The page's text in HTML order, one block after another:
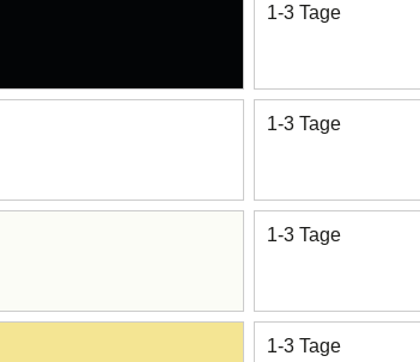
1-3 Tage
1-3 Tage
1-3 Tage
1-3 Tage